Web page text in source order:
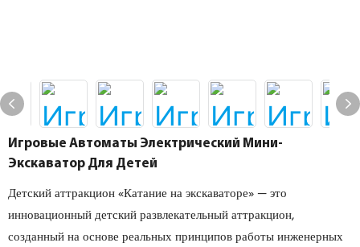
Игровые Автоматы Электрический Мини-
Экскаватор Для Детей
Детский аттракцион «Катание на экскаваторе» — это
инновационный детский развлекательный аттракцион,
созданный на основе реальных принципов работы инженерных